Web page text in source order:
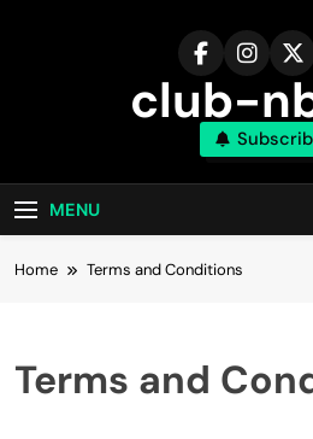
club-
MENU
Home Terms and Conditions
Terms and